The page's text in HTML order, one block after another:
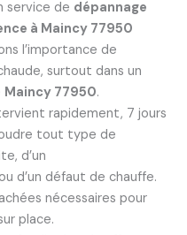
service de dépannage
à Maincy 77950
l’importance de
surtout dans un
Maincy 77950.
rapidement, 7 jours
tout type de
d’un
d’un défaut de chauffe.
nécessaires pour
place.